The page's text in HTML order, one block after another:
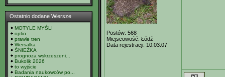
Ostatnio dodane Wiersze
MOTYLE MYŚLI
optio
prawie tren
Wersalka
ŚNIEŻKA
prognoza wskrzeszeni...
Bukolik 2026
to wyjście
Badania naukowców po...
Postów: 568
Miejscowość: Łódź
Data rejestracji: 10.03.07